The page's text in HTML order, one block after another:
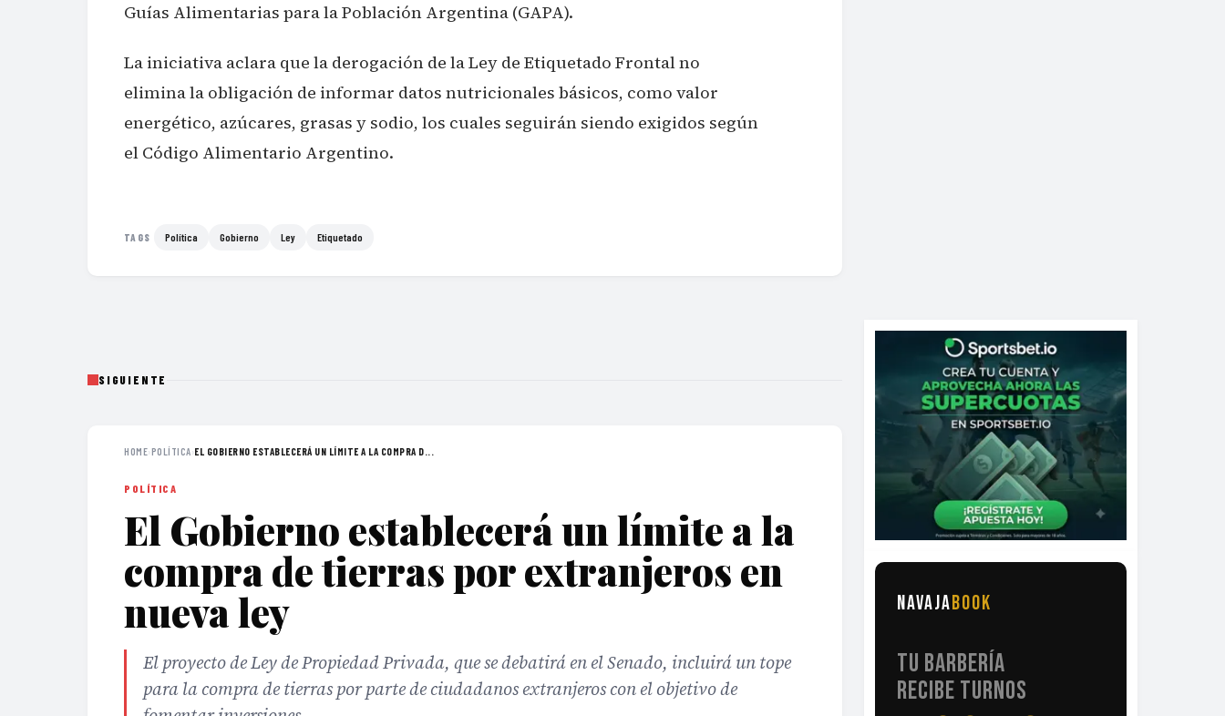
Guías Alimentarias para la Población Argentina (GAPA).
La iniciativa aclara que la derogación de la Ley de Etiquetado Frontal no
elimina la obligación de informar datos nutricionales básicos, como valor
energético, azúcares, grasas y sodio, los cuales seguirán siendo exigidos según
el Código Alimentario Argentino.
TAGS Política Gobierno Ley Etiquetado
SIGUIENTE
HOME›POLÍTICA›EL GOBIERNO ESTABLECERÁ UN LÍMITE A LA COMPRA D...
POLÍTICA
El Gobierno establecerá un límite a la
compra de tierras por extranjeros en
nueva ley
El proyecto de Ley de Propiedad Privada, que se debatirá en el Senado, incluirá un tope
para la compra de tierras por parte de ciudadanos extranjeros con el objetivo de
NAVAJABOOK
TU BARBERÍA
RECIBE TURNOS